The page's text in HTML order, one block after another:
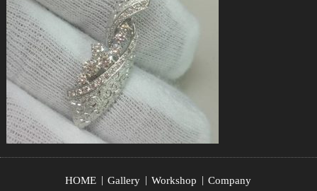
HOME Gallery Workshop Company